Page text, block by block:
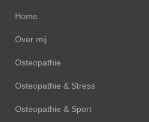
Home
Over mij
Osteopathie
Osteopathie & Stress
Osteopathie & Sport